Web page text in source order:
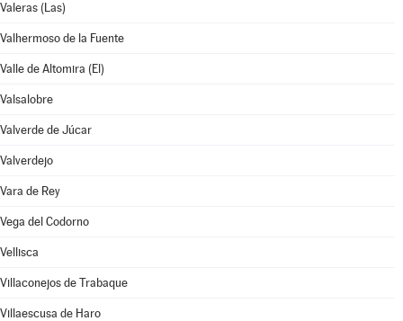
Valeras (Las)
Valhermoso de la Fuente
Valle de Altomira (El)
Valsalobre
Valverde de Júcar
Valverdejo
Vara de Rey
Vega del Codorno
Vellisca
Villaconejos de Trabaque
Villaescusa de Haro